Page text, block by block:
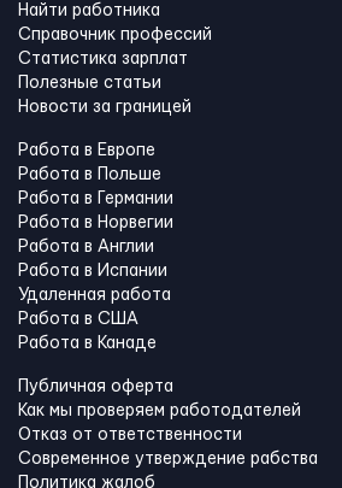
Найти работника
Справочник профессий
Статистика зарплат
Полезные статьи
Новости за границей
Работа в Европе
Работа в Польше
Работа в Германии
Работа в Норвегии
Работа в Англии
Работа в Испании
Удаленная работа
Работа в США
Работа в Канадe
Публичная оферта
Как мы проверяем работодателей
Отказ от ответственности
Современное утверждение рабства
Политика жалоб